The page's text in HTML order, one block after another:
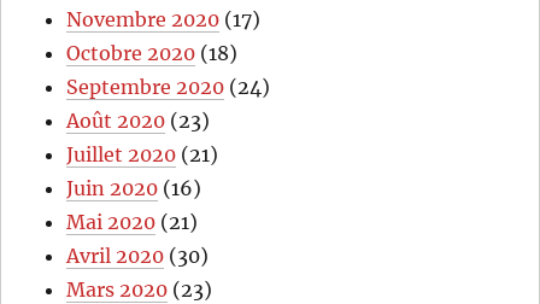
Novembre 2020 (17)
Octobre 2020 (18)
Septembre 2020 (24)
Août 2020 (23)
Juillet 2020 (21)
Juin 2020 (16)
Mai 2020 (21)
Avril 2020 (30)
Mars 2020 (23)